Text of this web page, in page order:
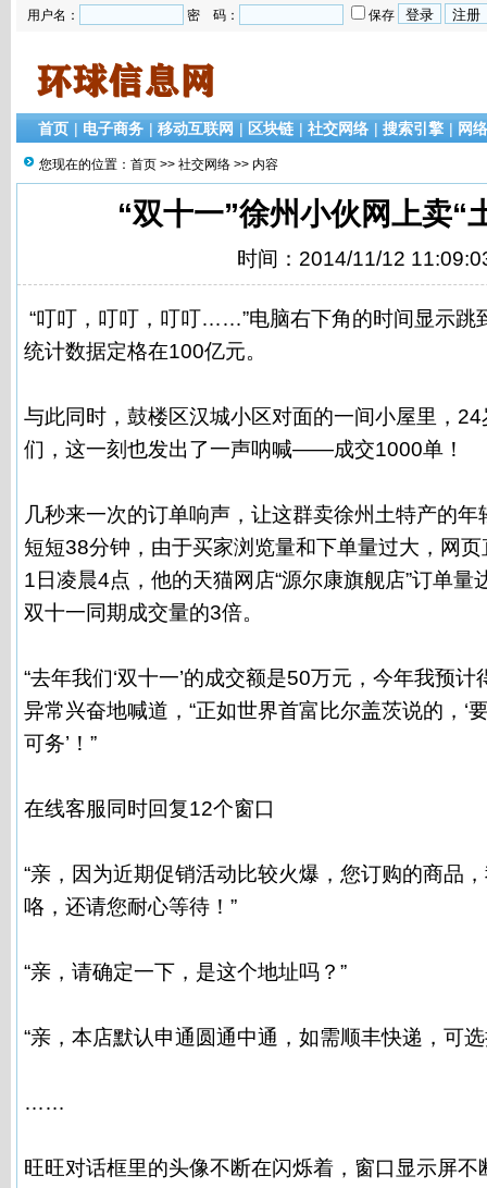
用户名： 密 码： 保存
首页 | 电子商务 | 移动互联网 | 区块链 | 社交网络 | 搜索引擎 | 网
您现在的位置： 首页 >> 社交网络 >> 内容
“双十一”徐州小伙网上卖“
时间：2014/11/12
“叮叮，叮叮，叮叮……”电脑右下角的时间显示跳
统计数据定格在100亿元。
与此同时，鼓楼区汉城小区对面的一间小屋里，
们，这一刻也发出了一声呐喊——成交1000单！
几秒来一次的订单响声，让这群卖徐州土特产的
短短38分钟，由于买家浏览量和下单量过大，网
1日凌晨4点，他的天猫网店“源尔康旗舰店”订单
双十一同期成交量的3倍。
“去年我们‘双十一’的成交额是50万元，今年我预
异常兴奋地喊道，“正如世界首富比尔盖茨说的，‘
可务’！”
在线客服同时回复12个窗口
“亲，因为近期促销活动比较火爆，您订购的商品
咯，还请您耐心等待！”
“亲，请确定一下，是这个地址吗？”
“亲，本店默认申通圆通中通，如需顺丰快递，可
……
旺旺对话框里的头像不断在闪烁着，窗口显示屏不